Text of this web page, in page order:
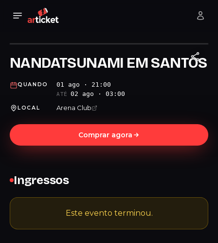
NANDATSUNAMI EM SANTOS
QUANDO 01 ago · 21:00
ATÉ 02 ago · 03:00
LOCAL Arena Club
Comprar agora
Ingressos
Este evento terminou.